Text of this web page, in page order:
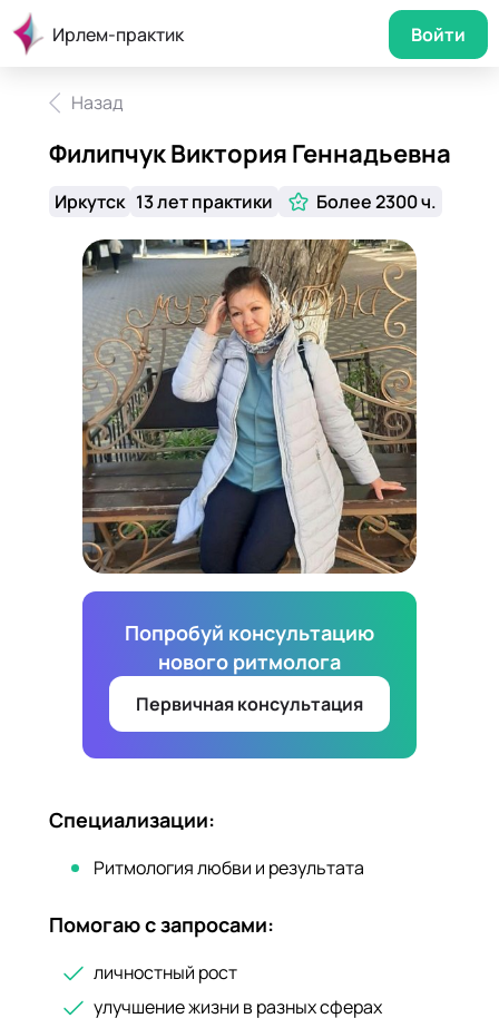
Ирлем-практик Войти
Назад
Попробуй консультацию
нового ритмолога
Первичная консультация
Филипчук Виктория Геннадьевна
Иркутск 13 лет практики Более 2300 ч.
Специализации:
Ритмология любви и результата
Помогаю с запросами:
личностный рост
улучшение жизни в разных сферах